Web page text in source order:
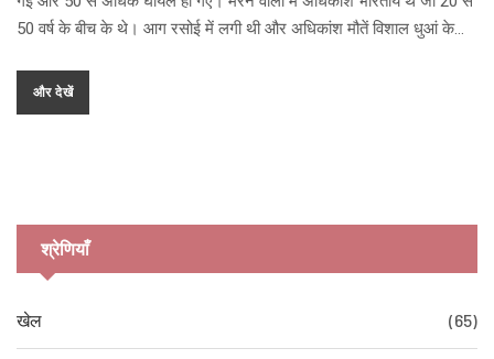
50 वर्ष के बीच के थे। आग रसोई में लगी थी और अधिकांश मौतें विशाल धुआं के
जानकारी मांगी। प्रधान मंत्री नरेंद्र मोदी ने मृतकों के परिवारों को राहत राशि की
घोषणा की।
और देखें
श्रेणियाँ
खेल (65)